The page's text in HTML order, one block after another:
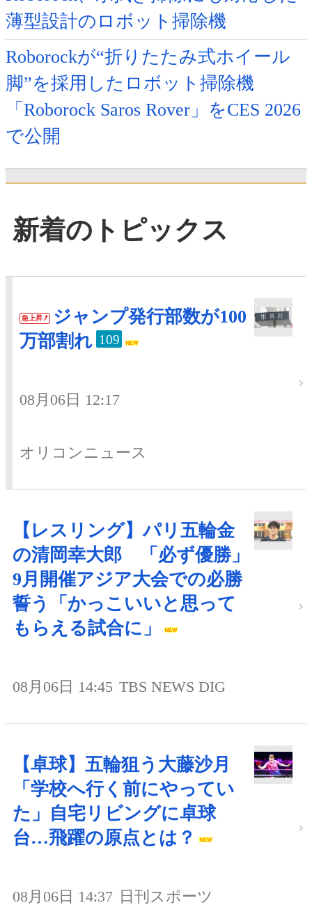
薄型設計のロボット掃除機
Roborockが“折りたたみ式ホイール
脚”を採用したロボット掃除機
「Roborock Saros Rover」をCES 2026
で公開
新着のトピックス
急上昇
ジャンプ発行部数が100
万部割れ 109
08月06日 12:17
オリコンニュース
【レスリング】パリ五輪金
の清岡幸大郎 「必ず優勝」
9月開催アジア大会での必勝
誓う「かっこいいと思って
もらえる試合に」
08月06日 14:45 TBS NEWS DIG
【卓球】五輪狙う大藤沙月
「学校へ行く前にやってい
た」自宅リビングに卓球
台…飛躍の原点とは？
08月06日 14:37 日刊スポーツ